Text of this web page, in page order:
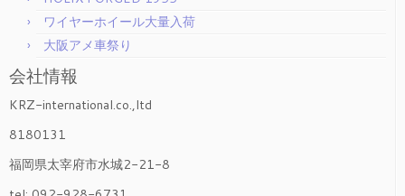
ワイヤーホイール大量入荷
大阪アメ車祭り
会社情報
KRZ-international.co.,ltd
8180131
福岡県太宰府市水城2-21-8